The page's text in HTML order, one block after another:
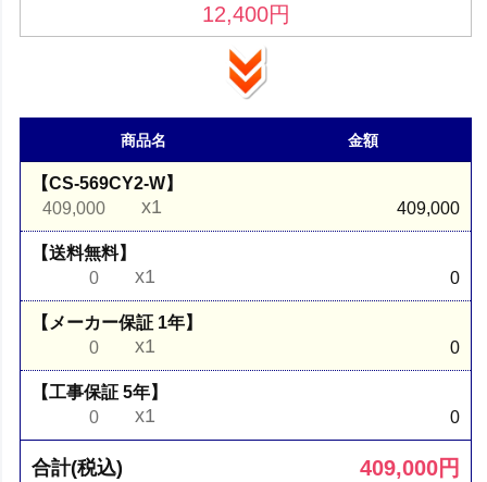
12,400円
商品名 金額
【CS-569CY2-W】
409,000
x1 409,000
【送料無料】
0
x1 0
【メーカー保証 1年】
0
x1 0
【工事保証 5年】
0
x1 0
合計(税込) 409,000円